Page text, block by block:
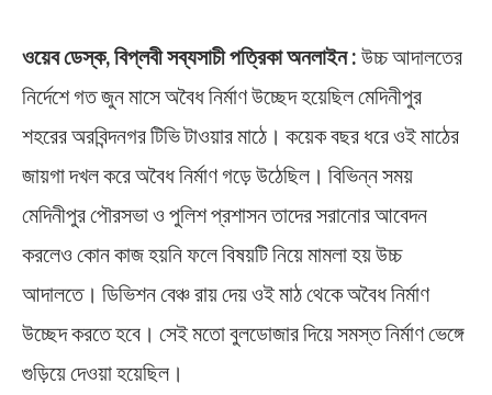
ওয়েব ডেস্ক, বিপ্লবী সব্যসাচী পত্রিকা অনলাইন : উচ্চ আদালতের
নির্দেশে গত জুন মাসে অবৈধ নির্মাণ উচ্ছেদ হয়েছিল মেদিনীপুর
শহরের অরবিন্দনগর টিভি টাওয়ার মাঠে। কয়েক বছর ধরে ওই মাঠের
জায়গা দখল করে অবৈধ নির্মাণ গড়ে উঠেছিল। বিভিন্ন সময়
মেদিনীপুর পৌরসভা ও পুলিশ প্রশাসন তাদের সরানোর আবেদন
করলেও কোন কাজ হয়নি ফলে বিষয়টি নিয়ে মামলা হয় উচ্চ
আদালতে। ডিভিশন বেঞ্চ রায় দেয় ওই মাঠ থেকে অবৈধ নির্মাণ
উচ্ছেদ করতে হবে। সেই মতো বুলডোজার দিয়ে সমস্ত নির্মাণ ভেঙ্গে
গুড়িয়ে দেওয়া হয়েছিল।